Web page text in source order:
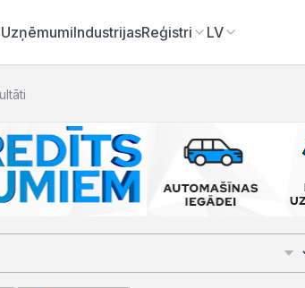
UzņēmumiIndustrijasReģistri LV